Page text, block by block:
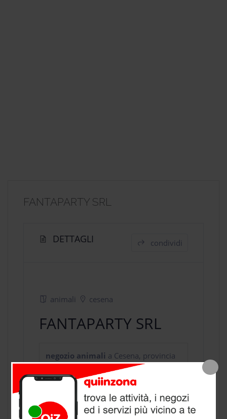
FANTAPARTY SRL
DETTAGLI condividi
animali cesena
FANTAPARTY SRL
negozio animali a Cesena, provincia